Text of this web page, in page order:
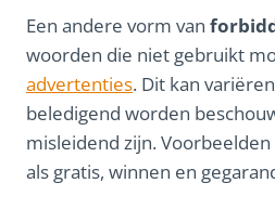
Een andere vorm van
woorden die niet gebruikt
advertenties. Dit kan
beledigend worden
misleidend zijn.
als gratis, winnen en